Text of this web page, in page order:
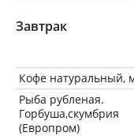
Завтрак
Кофе натуральный,
Рыба рубленая.
Горбуша,скумбрия
(Европром)